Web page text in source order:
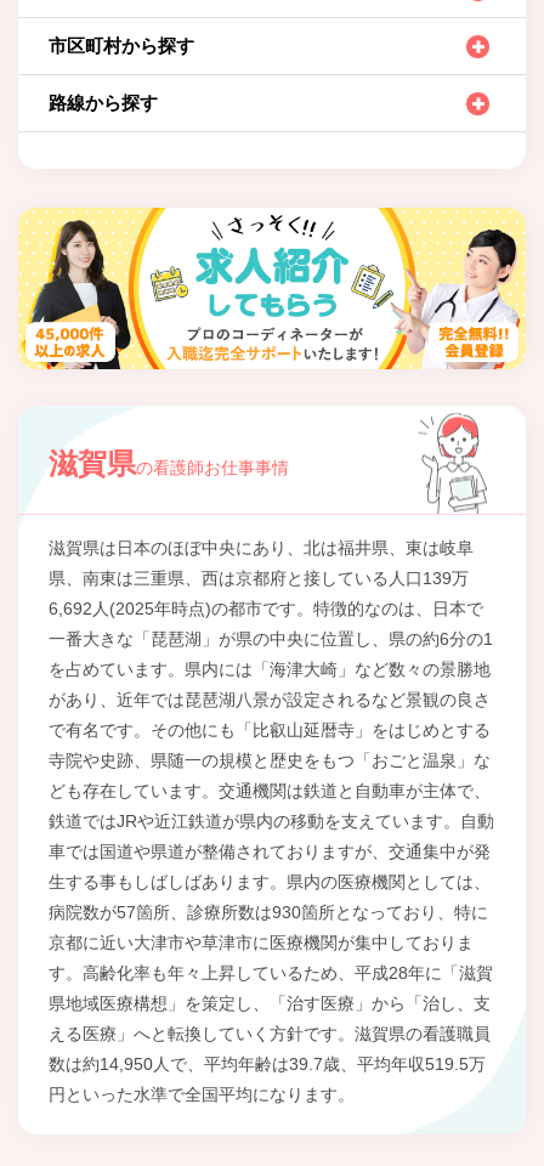
市区町村から探す
路線から探す
滋賀県の看護師お仕事事情
滋賀県は日本のほぼ中央にあり、北は福井県、東は岐阜
県、南東は三重県、西は京都府と接している人口139万
6,692人(2025年時点)の都市です。特徴的なのは、日本で
一番大きな「琵琶湖」が県の中央に位置し、県の約6分の1
を占めています。県内には「海津大崎」など数々の景勝地
があり、近年では琵琶湖八景が設定されるなど景観の良さ
で有名です。その他にも「比叡山延暦寺」をはじめとする
寺院や史跡、県随一の規模と歴史をもつ「おごと温泉」な
ども存在しています。交通機関は鉄道と自動車が主体で、
鉄道ではJRや近江鉄道が県内の移動を支えています。自動
車では国道や県道が整備されておりますが、交通集中が発
生する事もしばしばあります。県内の医療機関としては、
病院数が57箇所、診療所数は930箇所となっており、特に
京都に近い大津市や草津市に医療機関が集中しておりま
す。高齢化率も年々上昇しているため、平成28年に「滋賀
県地域医療構想」を策定し、「治す医療」から「治し、支
える医療」へと転換していく方針です。滋賀県の看護職員
数は約14,950人で、平均年齢は39.7歳、平均年収519.5万
円といった水準で全国平均になります。